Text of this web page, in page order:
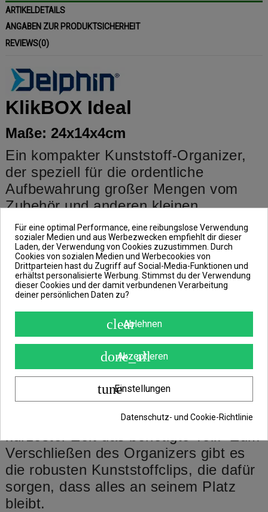
ARTIKELDETAILS
ANGABEN ZUR PRODUKTSICHERHEIT
REVIEWS(0)
KlikBOX Ideal
Maße: 24x14x4cm
Ein kompakter Kunststoff-Organizer,
der speziell für die ordentliche
Aufbewahrung großer Mengen vom
Zubehör und anderen kleinen
Accessoires entwickelt wurde, die für
die Zusammenstellung von den
Endmontagen bestimmt sind.
Das Innere der Box verfügt über eine
Reihe von verschließbaren Fächern
unterschiedlicher Größe, die den
idealen Platz für eine Vielzahl vom
Zubehör bieten.
Dank der transparenten Gestaltung
der Abdeckungen der einzelnen
Fächer können Sie immer sehen, was
sich darin befindet, und finden in
kürzester Zeit das benötigte Teil. Zum
Verschließen des Organizers gibt es
die robusten Kunststoffclips, die dafür
sorgen, dass alles an seinem Platz
bleibt.
Für eine optimal Performance, eine reibungslose Verwendung
sozialer Medien und aus Werbezwecken empfiehlt dir dieser
Laden, der Verwendung von Cookies zuzustimmen. Durch
Cookies von sozialen Medien und Werbecookies von
Drittparteien hast du Zugriff auf Social-Media-Funktionen und
erhältst personalisierte Werbung. Stimmst du der Verwendung
dieser Cookies und der damit verbundenen Verarbeitung
deiner persönlichen Daten zu?
clearAblehnen
done_all
Akzeptieren
tuneEinstellungen
Datenschutz- und Cookie-Richtlinie